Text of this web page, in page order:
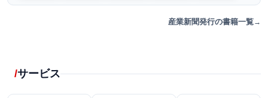
産業新聞発行の書籍一覧
サービス